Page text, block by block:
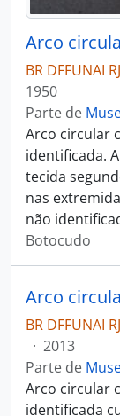
Arco
BR DFFUNAI
1950
Parte de
Arco circular
identificada.
tecida
nas
não
Botocudo
Arco
BR DFFUNAI
· 2013
Parte de
Arco circular
identificada